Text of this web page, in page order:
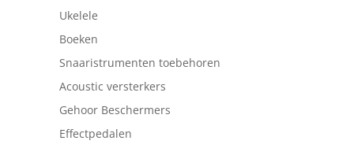
Ukelele
Boeken
Snaaristrumenten toebehoren
Acoustic versterkers
Gehoor Beschermers
Effectpedalen